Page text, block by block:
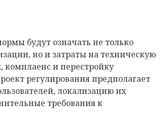
будут означать не только
но и затраты на техническую
комплаенс и перестройку
регулирования предполагает
локализацию их
требования к